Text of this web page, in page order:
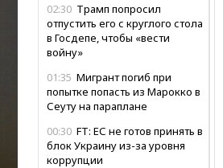
02:30 Трамп попросил
отпустить его с круглого стола
в Госдепе, чтобы «вести
войну»
01:35 Мигрант погиб при
попытке попасть из Марокко в
Сеуту на параплане
00:30 FT: ЕС не готов принять в
блок Украину из-за уровня
коррупции